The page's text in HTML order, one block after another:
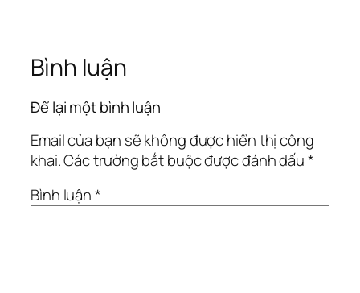
Bình luận
Để lại một bình luận
Email của bạn sẽ không được hiển thị công
khai.Các trường bắt buộc được đánh dấu*
Bình luận*